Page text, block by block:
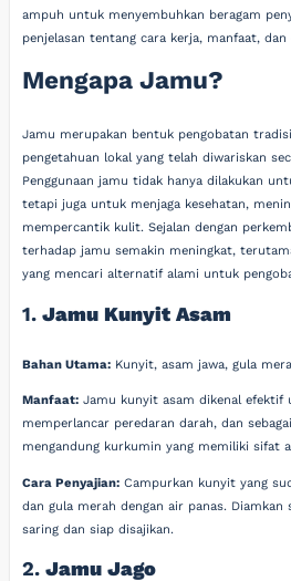
ampuh untuk menyembuhkan beragam
penjelasan tentang cara kerja, manfaat, dan
Mengapa Jamu?
Jamu merupakan bentuk pengobatan
pengetahuan lokal yang telah diwariskan
Penggunaan jamu tidak hanya dilakukan
tetapi juga untuk menjaga kesehatan,
mempercantik kulit. Sejalan dengan
terhadap jamu semakin meningkat,
yang mencari alternatif alami untuk
1.Jamu Kunyit Asam
Bahan Utama: Kunyit, asam jawa, gula
Manfaat: Jamu kunyit asam dikenal efektif
memperlancar peredaran darah, dan
mengandung kurkumin yang memiliki sifat
Cara Penyajian: Campurkan kunyit yang
dan gula merah dengan air panas. Diamkan
saring dan siap disajikan.
2.Jamu Jago